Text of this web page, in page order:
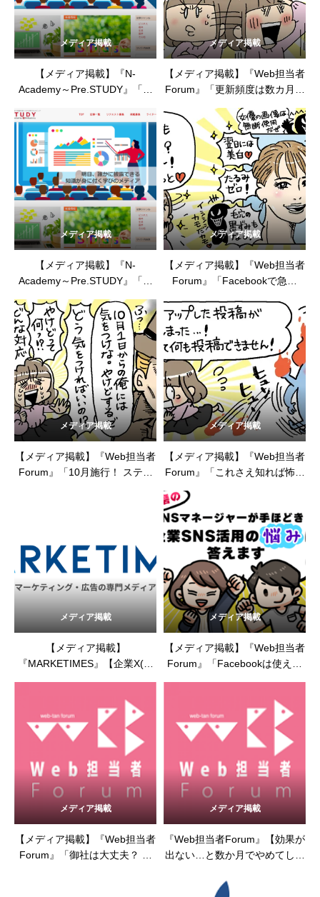
メディア掲載
【メディア掲載】『N-
Academy～Pre.STUDY』「企
能性｜SNSマーケティングの成
功事例」（2023年12月7日）
メディア掲載
【メディア掲載】『Web担当者
Forum』「更新頻度は数カ月に
ンツ」に注意！」（2023年11
月24日）
メディア掲載
【メディア掲載】『N-
Academy～Pre.STUDY』「デ
Webマーケティングとはどう違
う？」（2023年11月9日）
メディア掲載
【メディア掲載】『Web担当者
Forum』「Facebookで急増
告」。だまされない、作らない
ためのポイントは？」（2023
年10月27日）
メディア掲載
【メディア掲載】『Web担当者
Forum』「10月施行！ ステマ
メディア掲載
【メディア掲載】『Web担当者
Forum』「これさえ知れば怖く
策」（2023年8月29日）
メディア掲載
【メディア掲載】
『MARKETIMES』【企業X(旧
年8月3日）
メディア掲載
【メディア掲載】『Web担当者
Forum』「Facebookは使える
しよう」（2023年7月27日）
メディア掲載
【メディア掲載】『Web担当者
Forum』「御社は大丈夫？ メ
メディア掲載
『Web担当者Forum』【効果が
出ない…と数か月でやめてしま
抜け出そう】（2023年6月16